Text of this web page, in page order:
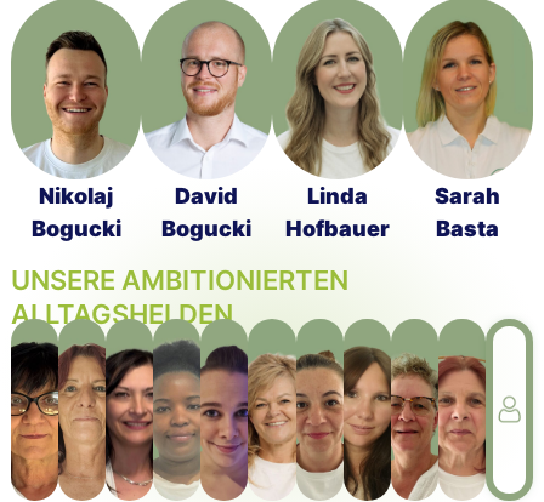
Nikolaj
Bogucki
David
Bogucki
Linda
Hofbauer
Sarah
Basta
UNSERE AMBITIONIERTEN
ALLTAGSHELDEN